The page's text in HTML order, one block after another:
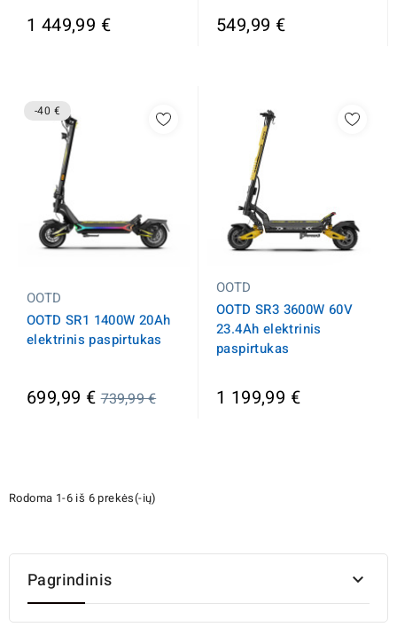
1 449,99 € 549,99 €
-40 €
OOTD
OOTD SR1 1400W 20Ah
elektrinis paspirtukas
699,99 €Įprasta
739,99 €
OOTD
OOTD SR3 3600W 60V
23.4Ah elektrinis
paspirtukas
1 199,99 €
Rodoma 1-6 iš 6 prekės(-ių)
Pagrindinis 